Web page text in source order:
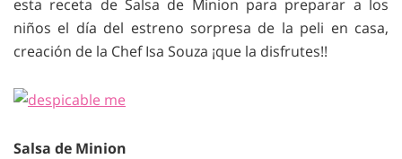
esta receta de Salsa de Minion para preparar a los
niños el día del estreno sorpresa de la peli en casa,
creación de la Chef Isa Souza ¡que la disfrutes!!
Salsa de Minion